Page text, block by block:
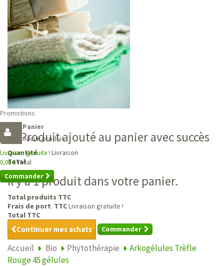
Promotions
Panier
Aucun produit
Livraison gratuite ! Livraison
0,00 €Total
Commander
Produit ajouté au panier avec succès
Quantité
Total
Il y a 1 produit dans votre panier.
Total produits TTC
Frais de port TTCLivraison gratuite !
Total TTC
Continuer mes achats Commander
Accueil Bio Phytothérapie
Arkogélules Trèfle
Rouge 45 gélules